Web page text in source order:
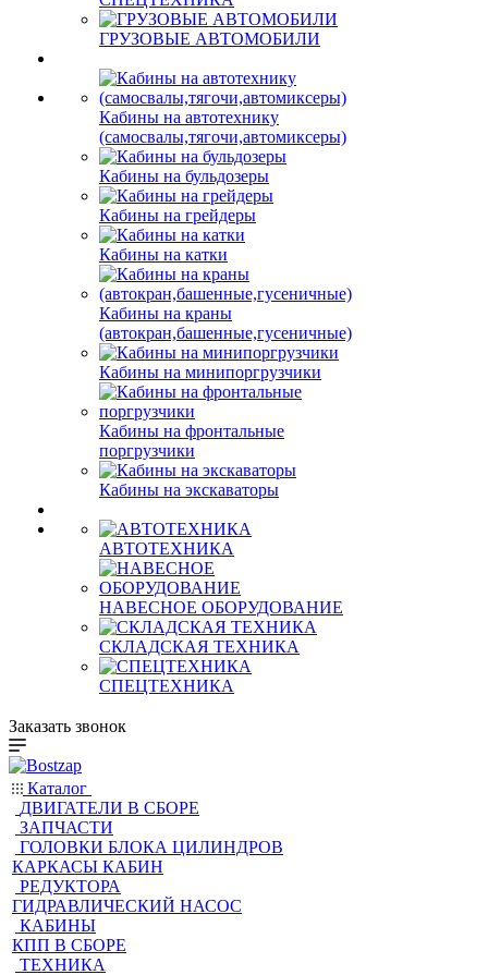
ГРУЗОВЫЕ АВТОМОБИЛИ
Кабины на автотехнику
(самосвалы,тягочи,автомиксеры)
Кабины на бульдозеры
Кабины на грейдеры
Кабины на катки
Кабины на краны
(автокран,башенные,гусеничные)
Кабины на минипоргрузчики
Кабины на фронтальные
поргрузчики
Кабины на экскаваторы
АВТОТЕХНИКА
НАВЕСНОЕ ОБОРУДОВАНИЕ
СКЛАДСКАЯ ТЕХНИКА
СПЕЦТЕХНИКА
Заказать звонок
Каталог
ДВИГАТЕЛИ В СБОРЕ
ЗАПЧАСТИ
ГОЛОВКИ БЛОКА ЦИЛИНДРОВ
КАРКАСЫ КАБИН
РЕДУКТОРА
ГИДРАВЛИЧЕСКИЙ НАСОС
КАБИНЫ
КПП В СБОРЕ
ТЕХНИКА